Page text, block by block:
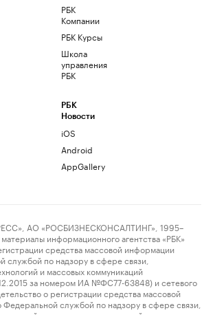
РБК
Компании
РБК Курсы
Школа
управления
РБК
РБК
Новости
iOS
Android
AppGallery
АО «РОСБИЗНЕСКОНСАЛТИНГ», 1995–
информационного агентства «РБК»
средства массовой информации
службой по надзору в сфере связи,
и массовых коммуникаций
за номером ИА №ФС77-63848) и сетевого
о регистрации средства массовой
службой по надзору в сфере связи,